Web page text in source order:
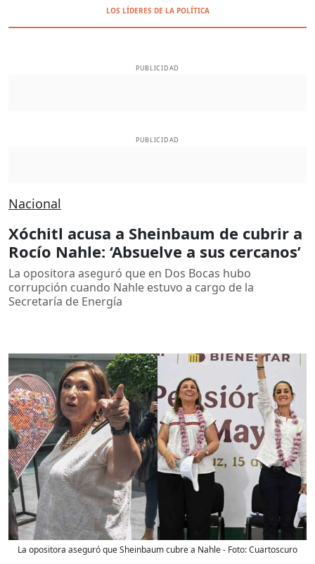
LOS LÍDERES DE LA POLÍTICA
PUBLICIDAD
PUBLICIDAD
Nacional
Xóchitl acusa a Sheinbaum de cubrir a
Rocío Nahle: ‘Absuelve a sus cercanos’
La opositora aseguró que en Dos Bocas hubo
corrupción cuando Nahle estuvo a cargo de la
Secretaría de Energía
La opositora aseguró que Sheinbaum cubre a Nahle- Foto:Cuartoscuro